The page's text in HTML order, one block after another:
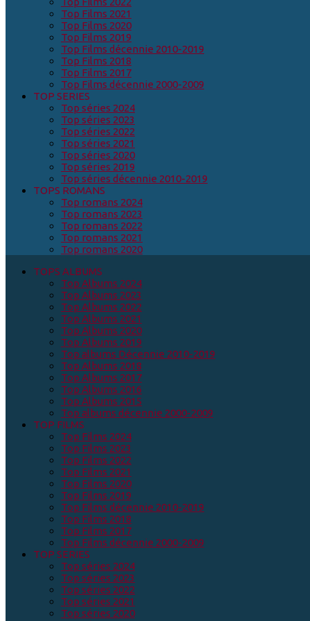
Top Films 2021
Top Films 2020
Top Films 2019
Top Films décennie 2010-2019
Top Films 2018
Top Films 2017
Top Films décennie 2000-2009
TOP SERIES
Top séries 2024
Top séries 2023
Top séries 2022
Top séries 2021
Top séries 2020
Top séries 2019
Top séries décennie 2010-2019
TOPS ROMANS
Top romans 2024
Top romans 2023
Top romans 2022
Top romans 2021
Top romans 2020
TOPS ALBUMS
Top Albums 2024
Top Albums 2023
Top Albums 2022
Top Albums 2021
Top Albums 2020
Top Albums 2019
Top albums Décennie 2010-2019
Top Albums 2018
Top Albums 2017
Top Albums 2016
Top Albums 2015
Top albums décennie 2000-2009
TOP FILMS
Top Films 2024
Top Films 2023
Top Films 2022
Top Films 2021
Top Films 2020
Top Films 2019
Top Films décennie 2010-2019
Top Films 2018
Top Films 2017
Top Films décennie 2000-2009
TOP SERIES
Top séries 2024
Top séries 2023
Top séries 2022
Top séries 2021
Top séries 2020